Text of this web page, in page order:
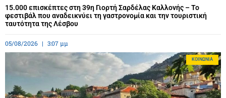
15.000 επισκέπτες στη 39η Γιορτή Σαρδέλας Καλλονής – Το
φεστιβάλ που αναδεικνύει τη γαστρονομία και την τουριστική
ταυτότητα της Λέσβου
05/08/2026 3:07 μμ
ΚΟΙΝΩΝΊΑ